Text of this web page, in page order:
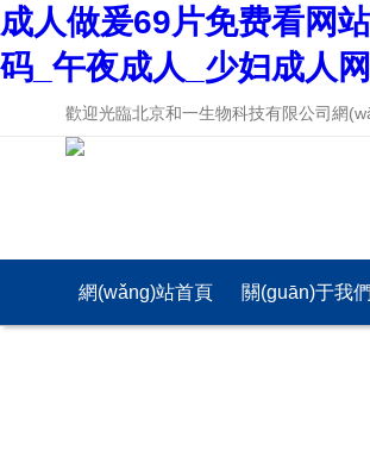
成人做爰69片免费看网
码_午夜成人_少妇成人
歡迎光臨北京和一生物科技有限公司網
網(wǎng)站首頁 關(guān)于我們